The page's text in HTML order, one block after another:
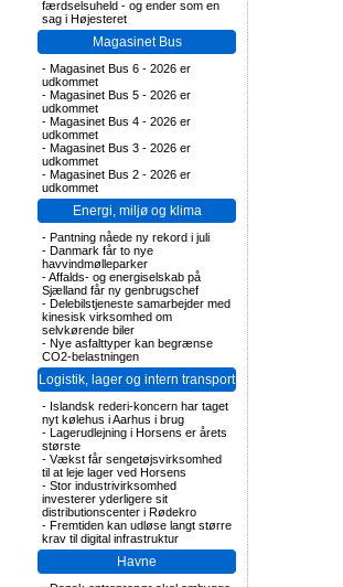
færdselsuheld - og ender som en
sag i Højesteret
Magasinet Bus
- Magasinet Bus 6 - 2026 er
udkommet
- Magasinet Bus 5 - 2026 er
udkommet
- Magasinet Bus 4 - 2026 er
udkommet
- Magasinet Bus 3 - 2026 er
udkommet
- Magasinet Bus 2 - 2026 er
udkommet
Energi, miljø og klima
- Pantning nåede ny rekord i juli
- Danmark får to nye
havvindmølleparker
-Affalds- og energiselskab på
Sjælland får ny genbrugschef
- Delebilstjeneste samarbejder med
kinesisk virksomhed om
selvkørende biler
- Nye asfalttyper kan begrænse
CO2-belastningen
Logistik, lager og intern transport
- Islandsk rederi-koncern har taget
nyt kølehus i Aarhus i brug
- Lagerudlejning i Horsens er årets
største
- Vækst får sengetøjsvirksomhed
til at leje lager ved Horsens
- Stor industrivirksomhed
investerer yderligere sit
distributionscenter i Rødekro
- Fremtiden kan udløse langt større
krav til digital infrastruktur
Havne